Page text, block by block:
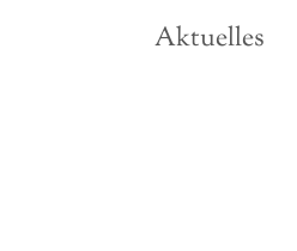
Aktuelles